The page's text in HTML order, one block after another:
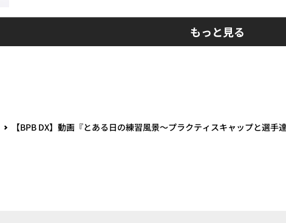
もっと見る
【BPB DX】動画『とある日の練習風景～プラクティスキャップと選手